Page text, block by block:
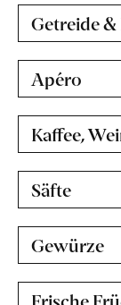
Getreide
Apéro
Kaffee,
Säfte
Gewürze